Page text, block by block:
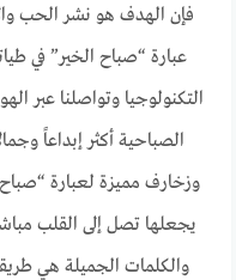
فإن الهدف هو نشر الحب
عبارة “صباح الخير” في
التكنولوجيا وتواصلنا عبر
الصباحية أكثر إبداعاً
وزخارف مميزة لعبارة
يجعلها تصل إلى القلب
والكلمات الجميلة هي